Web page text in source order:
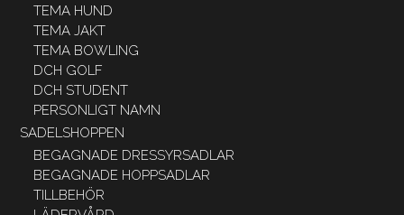
TEMA HUND
TEMA JAKT
TEMA BOWLING
DCH GOLF
DCH STUDENT
PERSONLIGT NAMN
SADELSHOPPEN
BEGAGNADE DRESSYRSADLAR
BEGAGNADE HOPPSADLAR
TILLBEHÖR